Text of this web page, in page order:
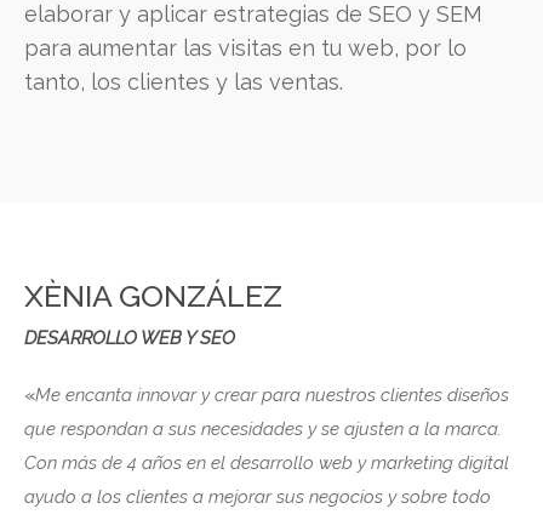
elaborar y aplicar estrategias de SEO y SEM
para aumentar las visitas en tu web, por lo
tanto, los clientes y las ventas.
XÈNIA GONZÁLEZ
DESARROLLO WEB Y SEO
«Me encanta innovar y crear para nuestros clientes diseños
que respondan a sus necesidades y se ajusten a la marca.
Con más de 4 años en el desarrollo web y marketing digital
ayudo a los clientes a mejorar sus negocios y sobre todo